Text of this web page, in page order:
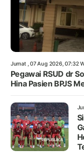
Jumat , 07 Aug 2026, 07:32
Pegawai RSUD dr
Hina Pasien BPJS